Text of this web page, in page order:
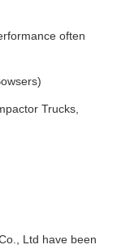
often
Trucks,
Ltd have been